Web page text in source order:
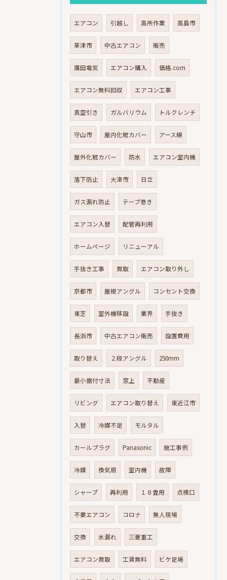
エアコン 引越し 高所作業 高島市
草津市 中古エアコン 販売
廣田電気 エアコン購入 価格.com
エアコン無料回収 エアコン工事
真空引き ガルバリウム トルクレンチ
守山市 屋内化粧カバー アース線
屋外化粧カバー 防水 エアコン室内機
落下防止 大津市 日立
ガス漏れ防止 テープ巻き
エアコン入替 配管再利用
ホームページ リニューアル
手抜き工事 買取 エアコン取り外し
京都市 屋根アングル コンセント交換
東芝 室外機移設 業界 手抜き
長浜市 中古エアコン販売 設置費用
取り替え ２段アングル 250mm
最小据付寸法 窓上 不動産
リビング エアコン取り替え 東近江市
入替 冷媒不足 モルタル
カールプラグ Panasonic 施工事例
冷媒 換気扇 室内機 故障
シャープ 再利用 １８畳用 点検口
不要エアコン コロナ 無人現場
交換 水漏れ 三菱重工
エアコン買取 工賃無料 ビケ足場